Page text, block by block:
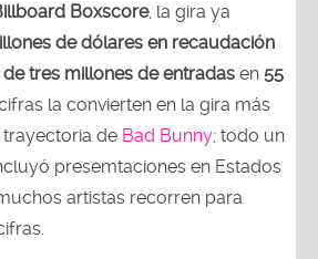
Boxscore, la gira ya
de dólares en recaudación
de tres millones de entradas en 55
la convierten en la gira más
de Bad Bunny; todo un
presemtaciones en Estados
artistas recorren para